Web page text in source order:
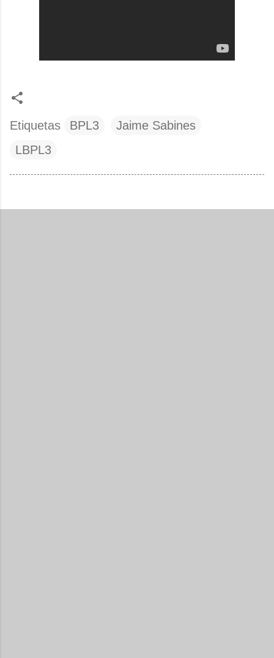
Etiquetas BPL3
Jaime Sabines
LBPL3